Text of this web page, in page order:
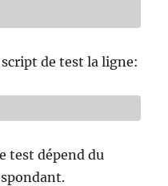
de test la ligne:
test dépend du